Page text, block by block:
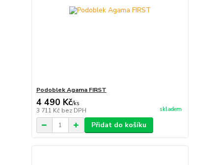
Podoblek Agama FIRST
4 490 Kč/ks
3 711 Kč bez DPH skladem
Přidat do košíku